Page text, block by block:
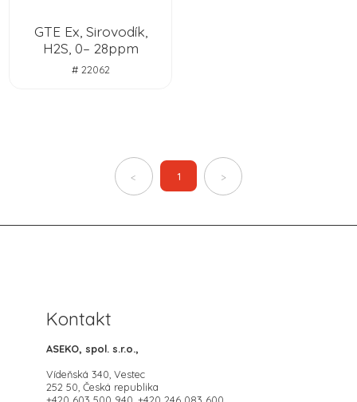
GTE Ex, Sirovodík,
H2S, 0– 28ppm
# 22062
< 1 >
Kontakt
ASEKO, spol. s.r.o.,
Vídeňská 340, Vestec
252 50, Česká republika
+420 603 500 940, +420 246 083 600